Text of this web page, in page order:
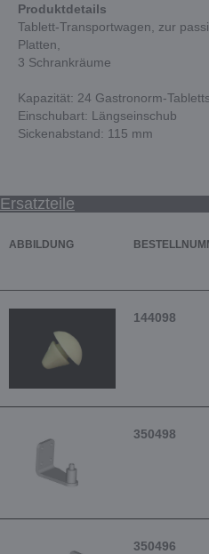
Produktdetails
Tablett-Transportwagen, zur
Platten,
3 Schrankräume
Kapazität: 24 Gastronorm-Tabletts
Einschubart: Längseinschub
Sickenabstand: 115 mm
Ersatzteile
ABBILDUNG
144098
350498
350496